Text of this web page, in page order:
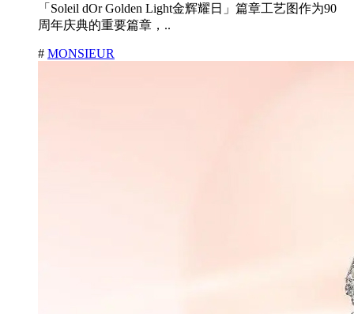
「Soleil dOr Golden Light金辉耀日」篇章工艺图作为90
周年庆典的重要篇章，..
# MONSIEUR